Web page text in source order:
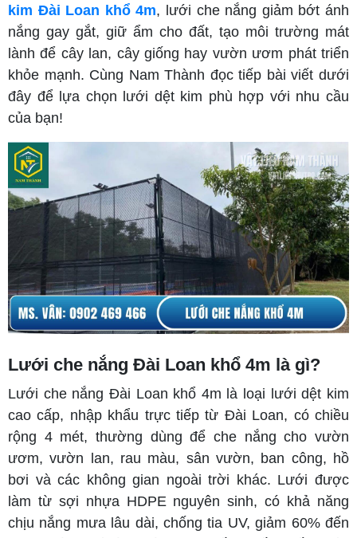
kim Đài Loan khổ 4m, lưới che nắng giảm bớt ánh
nắng gay gắt, giữ ẩm cho đất, tạo môi trường mát
lành để cây lan, cây giống hay vườn ươm phát triển
khỏe mạnh. Cùng Nam Thành đọc tiếp bài viết dưới
đây để lựa chọn lưới dệt kim phù hợp với nhu cầu
của bạn!
Lưới che nắng Đài Loan khổ 4m là gì?
Lưới che nắng Đài Loan khổ 4m là loại lưới dệt kim
cao cấp, nhập khẩu trực tiếp từ Đài Loan, có chiều
rộng 4 mét, thường dùng để che nắng cho vườn
ươm, vườn lan, rau màu, sân vườn, ban công, hồ
bơi và các không gian ngoài trời khác. Lưới được
làm từ sợi nhựa HDPE nguyên sinh, có khả năng
chịu nắng mưa lâu dài, chống tia UV, giảm 60% đến